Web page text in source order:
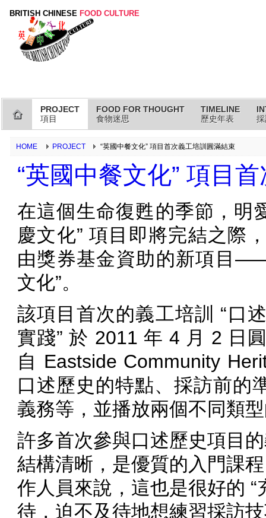
BRITISH CHINESE FOOD CULTURE
PROJECT
項目
FOOD FOR THOUGHT
食物迷思
TIMELINE
歷史年表
HOME PROJECT “英國中餐文化” 項目首次義工培訓圓滿結束
“英國中餐文化” 項目
在這個生命復甦的季節，明
慶文化” 項目即將完結之際
由獎券基金資助的新項目
文化”。
該項目首次的義工培訓 “口
實踐” 於 2011 年 4 月 2 日
自 Eastside Community
口述歷史的特點、採訪前的
義務等，並播放兩個不同類
許多首次參與口述歷史項目
結構清晰，是優質的入門課
作人員來說，這也是很好的
待，迫不及待地想練習採訪